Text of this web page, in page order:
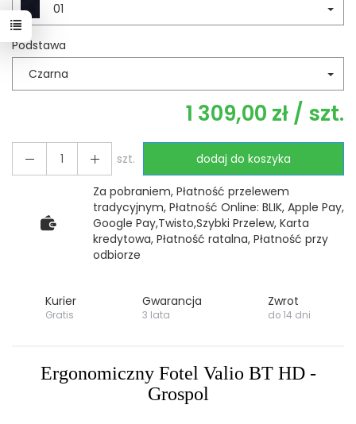
01
Podstawa
Czarna
1 309,00 zł / szt.
szt. dodaj do koszyka
Za pobraniem, Płatność przelewem
tradycyjnym, Płatność Online: BLIK, Apple Pay,
Google Pay,Twisto,Szybki Przelew, Karta
kredytowa, Płatność ratalna, Płatność przy
odbiorze
Kurier
Gratis
Gwarancja
3 lata
Zwrot
do 14 dni
Ergonomiczny Fotel Valio BT HD -
Grospol